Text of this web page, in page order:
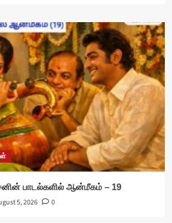
பாடல்களில் ஆன்மீகம் – 19
5, 2026 0